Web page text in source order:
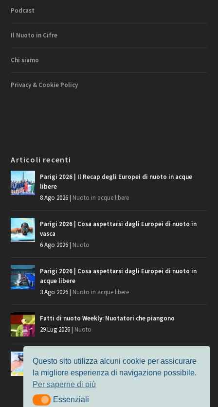
Podcast
Il Nuoto in Cifre
Chi siamo
Privacy & Cookie Policy
Articoli recenti
Parigi 2026 | Il Recap degli Europei di nuoto in acque
libere
8 Ago 2026| Nuoto in acque libere
Parigi 2026 | Cosa aspettarsi dagli Europei di nuoto in
vasca
6 Ago 2026| Nuoto
Parigi 2026 | Cosa aspettarsi dagli Europei di nuoto in
acque libere
3 Ago 2026| Nuoto in acque libere
Fatti di nuoto Weekly: Nuotatori che piangono
29 Lug 2026| Nuoto
Giochi del Mediterraneo, i convocati del nuoto per
9 Lug 2026
Nuoto
Questo sito utilizza alcuni cookie per assicurare
la migliore esperienza di navigazione possibile.
Per saperne di più
EssenzialiEssenziali